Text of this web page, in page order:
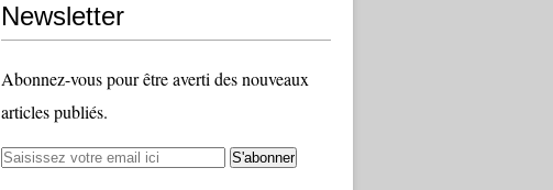
Newsletter
Abonnez-vous pour être averti des nouveaux
articles publiés.